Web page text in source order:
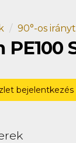
90°-os